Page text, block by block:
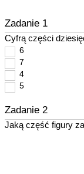
Zadanie 1
Cyfrą części
6
7
4
5
Zadanie 2
Jaką część figury